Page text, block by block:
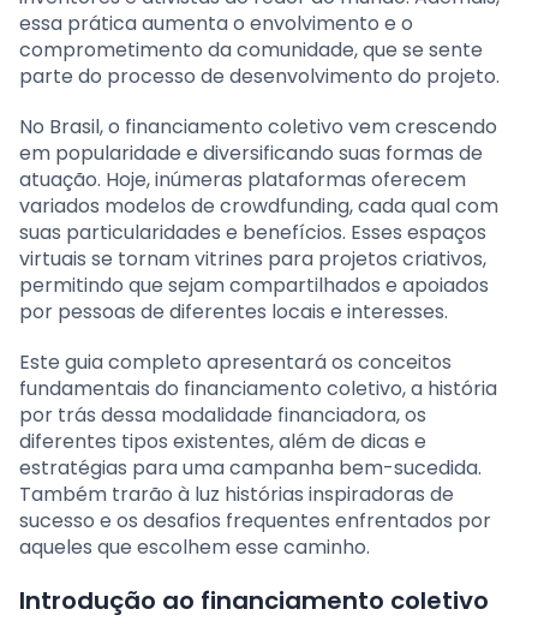
essa prática aumenta o envolvimento e o
comprometimento da comunidade, que se sente
parte do processo de desenvolvimento do projeto.
No Brasil, o financiamento coletivo vem crescendo
em popularidade e diversificando suas formas de
atuação. Hoje, inúmeras plataformas oferecem
variados modelos de crowdfunding, cada qual com
suas particularidades e benefícios. Esses espaços
virtuais se tornam vitrines para projetos criativos,
permitindo que sejam compartilhados e apoiados
por pessoas de diferentes locais e interesses.
Este guia completo apresentará os conceitos
fundamentais do financiamento coletivo, a história
por trás dessa modalidade financiadora, os
diferentes tipos existentes, além de dicas e
estratégias para uma campanha bem-sucedida.
Também trarão à luz histórias inspiradoras de
sucesso e os desafios frequentes enfrentados por
aqueles que escolhem esse caminho.
Introdução ao financiamento coletivo